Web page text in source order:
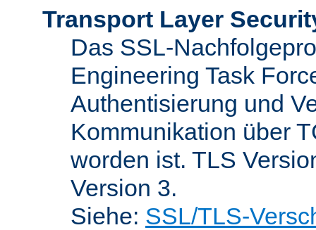
Transport Layer
Das SSL-
Engineering Task
Authentisierung und
Kommunikation über
worden ist. TLS
Version 3.
Siehe: SSL/TLS-